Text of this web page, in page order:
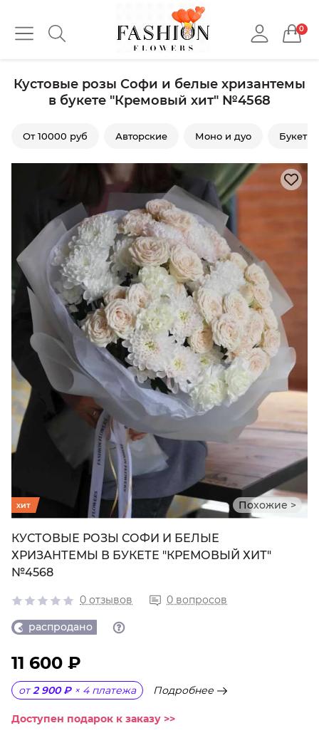
0
Кустовые розы Софи и белые хризантемы
в букете "Кремовый хит" №4568
От 10000 руб Авторские Моно и дуо
Похожие >
хит
КУСТОВЫЕ РОЗЫ СОФИ И БЕЛЫЕ
ХРИЗАНТЕМЫ В БУКЕТЕ "КРЕМОВЫЙ ХИТ"
№4568
0 отзывов 0 вопросов
распродано
11 600 ₽
от 2 900 ₽ × 4 платежа Подробнее
Доступен подарок к заказу >>